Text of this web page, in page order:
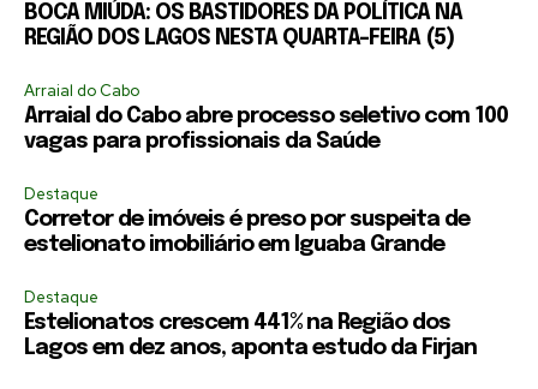
BOCA MIÚDA: OS BASTIDORES DA POLÍTICA NA
REGIÃO DOS LAGOS NESTA QUARTA-FEIRA (5)
Arraial do Cabo
Arraial do Cabo abre processo seletivo com 100
vagas para profissionais da Saúde
Destaque
Corretor de imóveis é preso por suspeita de
estelionato imobiliário em Iguaba Grande
Destaque
Estelionatos crescem 441% na Região dos
Lagos em dez anos, aponta estudo da Firjan